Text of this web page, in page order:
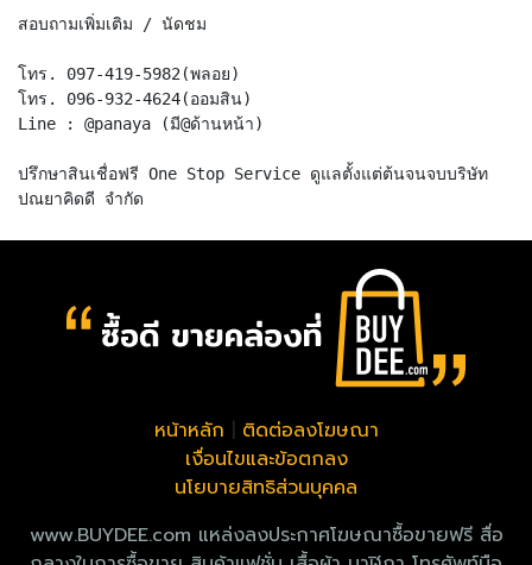
สอบถามเพิ่มเติม / นัดชม
โทร. 097-419-5982(พลอย)
โทร. 096-932-4624(ออมสิน)
Line : @panaya (มี@ด้านหน้า)
ปรึกษาสินเชื่อฟรี One Stop Service ดูแลตั้งแต่ต้นจนจบบริษัท
หน้าหลัก
ติดต่อลงโฆษณา
เงื่อนไขและข้อตกลง
นโยบายสิทธิส่วนบุคคล
www.BUYDEE.com แหล่งลงประกาศโฆษณาซื้อขายฟรี สื่อ